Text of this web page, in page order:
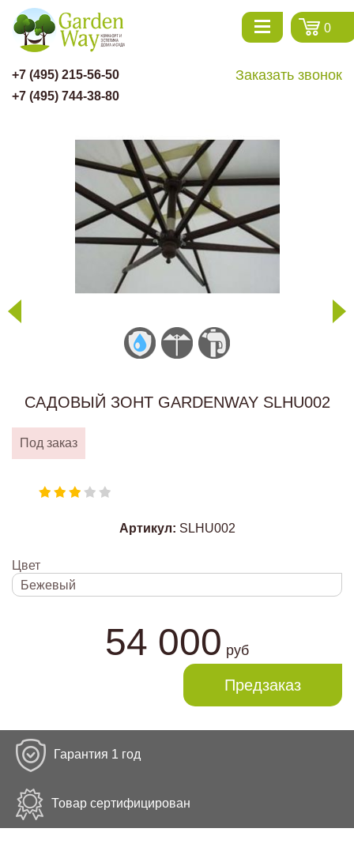
+7 (495) 215-56-50
+7 (495) 744-38-80
Заказать звонок
0
САДОВЫЙ ЗОНТ GARDENWAY SLHU002
Под заказ
Артикул: SLHU002
Цвет
Бежевый
54 000руб
Предзаказ
Гарантия 1 год
Товар сертифицирован